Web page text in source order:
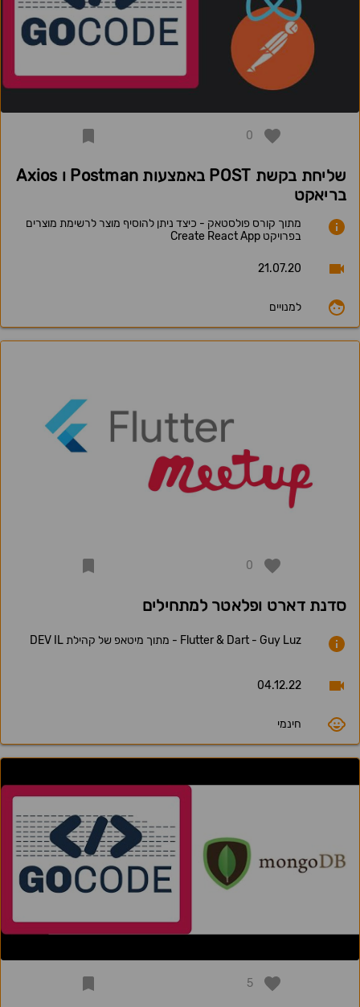
0
שליחת בקשת POST באמצעות Postman ו Axios
בריאקט
מתוך קורס פולסטאק - כיצד ניתן להוסיף מוצר לרשימת מוצרים
בפרויקט Create React App
21.07.20
למנויים
0
סדנת דארט ופלאטר למתחילים
Flutter & Dart - Guy Luz - מתוך מיטאפ של קהילת DEV IL
04.12.22
חינמי
5